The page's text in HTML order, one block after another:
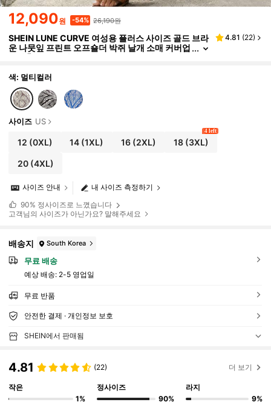
12,090원 -54% 26,190원
SHEIN LUNE CURVE 여성용 플러스 사이즈 골드 브라
운 나뭇잎 프린트 오프숄더 박쥐 날개 소매 커버업
+ 신축성 허리 와이드 레그 팬츠 루즈 캐주얼 편안
봄 여름 신상품
4.81 (22)
색: 멀티컬러
사이즈 US
12 (0XL) 14 (1XL) 16(2XL) 18(3XL)
4 left
20(4XL)
내 사이즈 측정하기
사이즈 안내
90% 정사이즈로 느꼈습니다
고객님의 사이즈가 아닌가요? 말해주세요
배송지 South Korea
무료 배송
예상 배송: 2-5 영업일
무료 반품
안전한 결제 · 개인정보 보호
SHEIN에서 판매됨
4.81 (22) 더 보기
작은
1%
정사이즈
90%
라지
9%